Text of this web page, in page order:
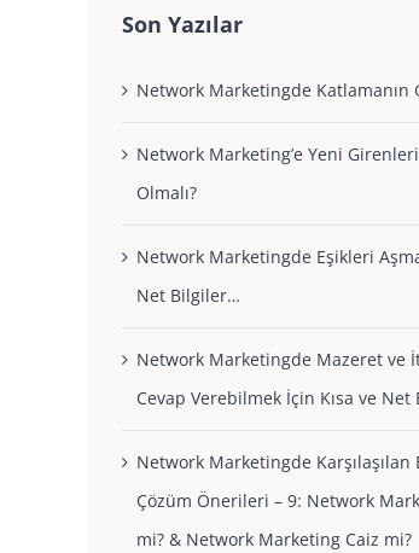
Son Yazılar
Network Marketingde Katlamanın
Network Marketing’e Yeni
Olmalı?
Network Marketingde Eşikleri
Net Bilgiler…
Network Marketingde Mazeret ve
Cevap Verebilmek İçin Kısa ve
Network Marketingde Karşılaşılan
Çözüm Önerileri – 9: Network
mi? & Network Marketing Caiz mi?